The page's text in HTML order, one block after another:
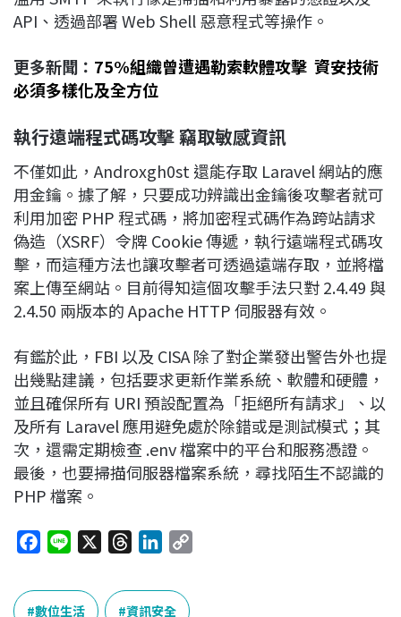
API、透過部署 Web Shell 惡意程式等操作。
更多新聞： 75%組織曾遭遇勒索軟體攻擊 資安技術
必須多樣化及全方位
執行遠端程式碼攻擊 竊取敏感資訊
不僅如此，Androxgh0st 還能存取 Laravel 網站的應
用金鑰。據了解，只要成功辨識出金鑰後攻擊者就可
利用加密 PHP 程式碼，將加密程式碼作為跨站請求
偽造（XSRF）令牌 Cookie 傳遞，執行遠端程式碼攻
擊，而這種方法也讓攻擊者可透過遠端存取，並將檔
案上傳至網站。目前得知這個攻擊手法只對 2.4.49 與
2.4.50 兩版本的 Apache HTTP 伺服器有效。
有鑑於此，FBI 以及 CISA 除了對企業發出警告外也提
出幾點建議，包括要求更新作業系統、軟體和硬體，
並且確保所有 URI 預設配置為「拒絕所有請求」、以
及所有 Laravel 應用避免處於除錯或是測試模式；其
次，還需定期檢查 .env 檔案中的平台和服務憑證。
最後，也要掃描伺服器檔案系統，尋找陌生不認識的
PHP 檔案。
c
e
n
e
r
e
n
k
數位生活 資訊安全